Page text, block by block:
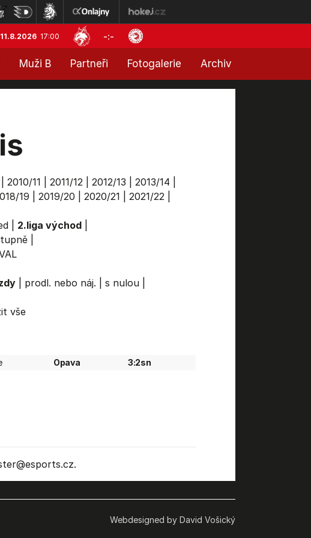
11.8.2026 17:00 -:-
Muži B Partneři Fotogalerie Archiv
2010/11 2011/12| 2012/13 2013/14
19 2019/20 2020/21 2021/22|
| 2.liga východ|
|
| prodl. nebo náj. s nulou|
vše
Opava 3:2sn
@esports.cz.
Webdesigned by David Vošický